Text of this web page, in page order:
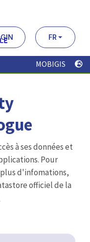
FR
MOBIGIS
à ses données et
Pour
d'infomations,
officiel de la